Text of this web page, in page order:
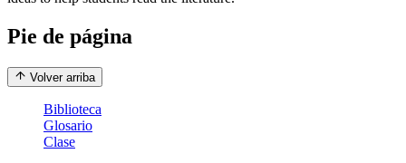
Pie de página
Volver arriba
Biblioteca
Glosario
Clase